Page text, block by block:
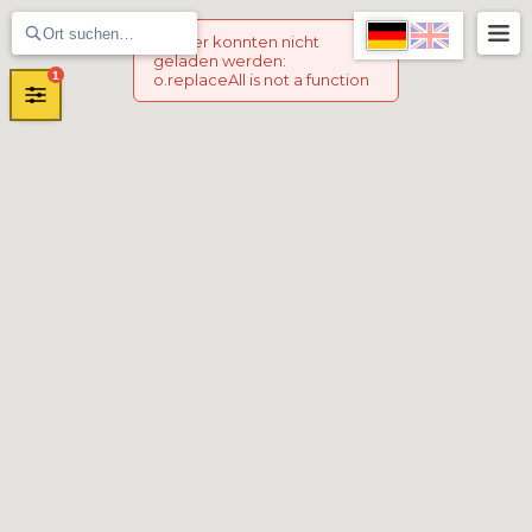
Marker konnten nicht
geladen werden:
o.replaceAll is not a function
1